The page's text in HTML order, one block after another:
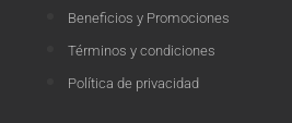
Beneficios y Promociones
Términos y condiciones
Política de privacidad